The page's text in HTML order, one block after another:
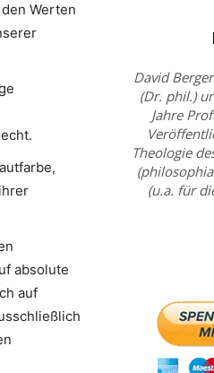
Werten
absolute
auf
David
(Dr. phil.)
Jahre
Theologie
(u.a. für